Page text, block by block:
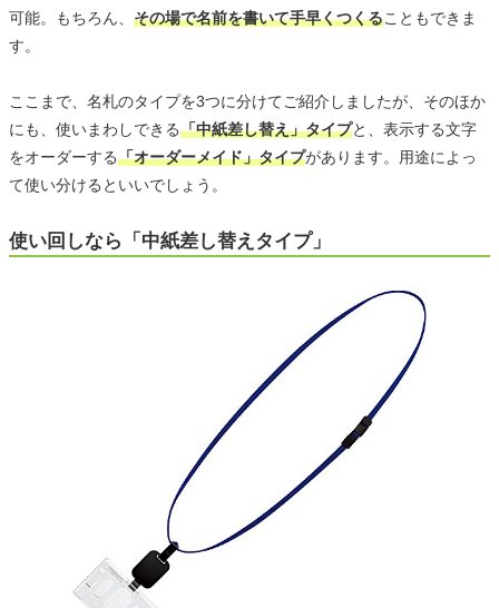
可能。もちろん、 その場で名前を書いて手早くつくることもできま
す。
ここまで、名札のタイプを3つに分けてご紹介しましたが、そのほか
にも、使いまわしできる「中紙差し替え」タイプと、表示する文字
をオーダーする「オーダーメイド」タイプがあります。用途によっ
て使い分けるといいでしょう。
使い回しなら「中紙差し替えタイプ」